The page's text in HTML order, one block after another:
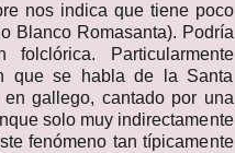
nos indica que tiene poco
Blanco Romasanta). Podría
Particularmente
que se habla de la Santa
gallego, cantado por una
solo muy indirectamente
fenómeno tan típicamente